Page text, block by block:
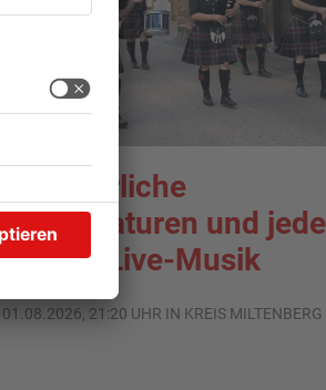
Sommerliche
Temperaturen und jede
Menge Live-Musik
01.08.2026, 21:20 UHR IN KREIS MILTENBERG